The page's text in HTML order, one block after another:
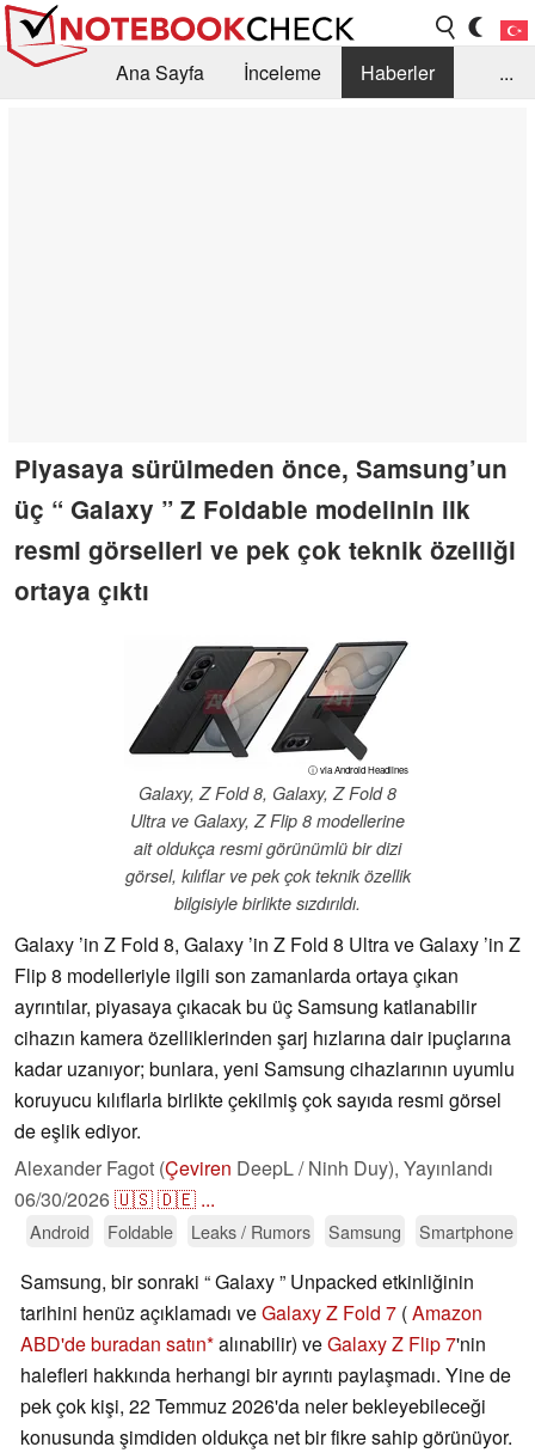
Ana Sayfa İnceleme
Haberler
...
Piyasaya sürülmeden önce, Samsung’un
üç “ Galaxy ” Z Foldable modelinin ilk
resmi görselleri ve pek çok teknik özelliği
ortaya çıktı
ⓘ via Android Headlines
Galaxy, Z Fold 8, Galaxy, Z Fold 8
Ultra ve Galaxy, Z Flip 8 modellerine
ait oldukça resmi görünümlü bir dizi
görsel, kılıflar ve pek çok teknik özellik
bilgisiyle birlikte sızdırıldı.
Galaxy ’in Z Fold 8, Galaxy ’in Z Fold 8 Ultra ve Galaxy ’in Z
Flip 8 modelleriyle ilgili son zamanlarda ortaya çıkan
ayrıntılar, piyasaya çıkacak bu üç Samsung katlanabilir
cihazın kamera özelliklerinden şarj hızlarına dair ipuçlarına
kadar uzanıyor; bunlara, yeni Samsung cihazlarının uyumlu
koruyucu kılıflarla birlikte çekilmiş çok sayıda resmi görsel
de eşlik ediyor.
Alexander Fagot (Çeviren DeepL / Ninh Duy), Yayınlandı
06/30/2026🇺🇸🇩🇪 ...
Android Foldable Leaks / Rumors Samsung Smartphone
Samsung, bir sonraki “ Galaxy ” Unpacked etkinliğinin
tarihini henüz açıklamadı veGalaxy Z Fold 7 (Amazon
ABD'de buradan satın alınabilir) veGalaxy Z Flip 7'nin
halefleri hakkında herhangi bir ayrıntı paylaşmadı. Yine de
pek çok kişi, 22 Temmuz 2026'da neler bekleyebileceği
konusunda şimdiden oldukça net bir fikre sahip görünüyor.